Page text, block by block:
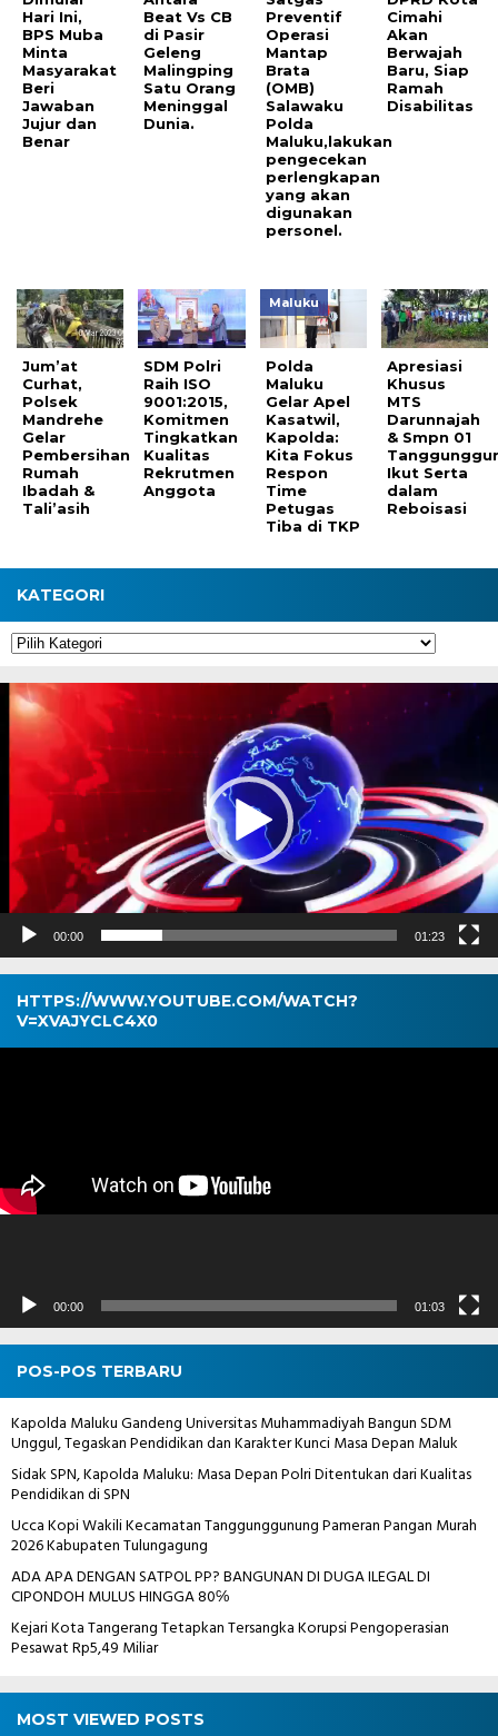
Hari Ini,
BPS Muba
Minta
Masyarakat
Beri
Jawaban
Jujur dan
Benar
Beat Vs CB
di Pasir
Geleng
Malingping
Satu Orang
Meninggal
Dunia.
Preventif
Operasi
Mantap
Brata
(OMB)
Salawaku
Polda
Maluku,lakukan
pengecekan
perlengkapan
yang akan
digunakan
personel.
Cimahi
Akan
Berwajah
Baru, Siap
Ramah
Disabilitas
Jum’at
Curhat,
Polsek
Mandrehe
Gelar
Pembersihan
Rumah
Ibadah &
Tali’asih
SDM Polri
Raih ISO
9001:2015,
Komitmen
Tingkatkan
Kualitas
Rekrutmen
Anggota
Maluku
Polda
Maluku
Gelar Apel
Kasatwil,
Kapolda:
Kita Fokus
Respon
Time
Petugas
Tiba di TKP
Apresiasi
Khusus
MTS
Darunnajah
& Smpn 01
Ikut Serta
dalam
Reboisasi
KATEGORI
Kategori
Pemutar
Video
00:00 01:23
HTTPS://WWW.YOUTUBE.COM/WATCH?
V=XVAJYCLC4X0
Pemutar
00:00 01:03
POS-POS TERBARU
Kapolda Maluku Gandeng Universitas Muhammadiyah Bangun SDM
Unggul, Tegaskan Pendidikan dan Karakter Kunci Masa Depan Maluk
Sidak SPN, Kapolda Maluku: Masa Depan Polri Ditentukan dari Kualitas
Pendidikan di SPN
Ucca Kopi Wakili Kecamatan Tanggunggunung Pameran Pangan Murah
2026 Kabupaten Tulungagung
ADA APA DENGAN SATPOL PP? BANGUNAN DI DUGA ILEGAL DI
CIPONDOH MULUS HINGGA 80℅
Kejari Kota Tangerang Tetapkan Tersangka Korupsi Pengoperasian
Pesawat Rp5,49 Miliar
MOST VIEWED POSTS